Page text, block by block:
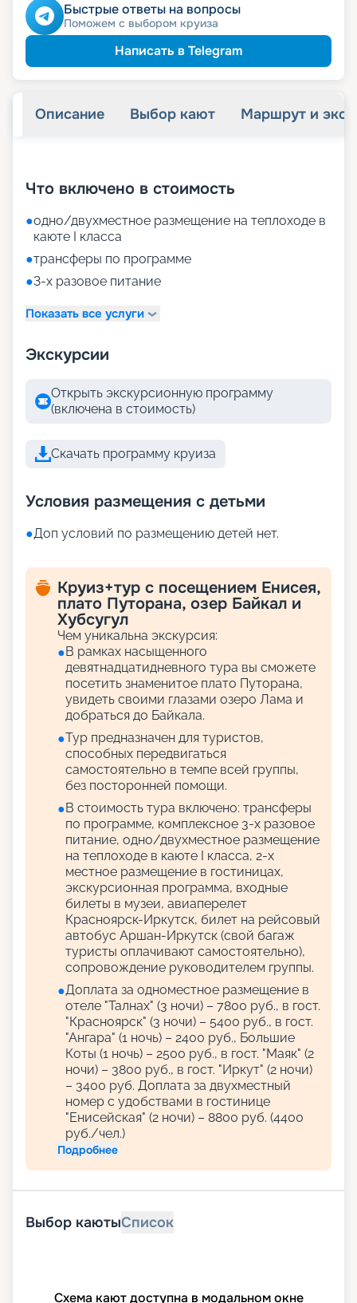
Быстрые ответы на вопросы
Поможем с выбором круиза
Написать в Telegram
Описание Выбор кают Маршрут и
Что включено в стоимость
●одно/двухместное размещение на теплоходе в
каюте I класса
●трансферы по программе
●3-х разовое питание
Показать все услуги
Экскурсии
Открыть экскурсионную программу
(включена в стоимость)
Скачать программу круиза
Условия размещения с детьми
●Доп условий по размещению детей нет.
Круиз+тур с посещением Енисея,
плато Путорана, озер Байкал и
Хубсугул
Чем уникальна экскурсия:
●В рамках насыщенного
девятнадцатидневного тура вы сможете
посетить знаменитое плато Путорана,
увидеть своими глазами озеро Лама и
добраться до Байкала.
●Тур предназначен для туристов,
способных передвигаться
самостоятельно в темпе всей группы,
без посторонней помощи.
●В стоимость тура включено: трансферы
по программе, комплексное 3-х разовое
питание, одно/двухместное размещение
на теплоходе в каюте I класса, 2-х
местное размещение в гостиницах,
экскурсионная программа, входные
билеты в музеи, авиаперелет
Красноярск-Иркутск, билет на рейсовый
автобус Аршан-Иркутск (свой багаж
туристы оплачивают самостоятельно),
сопровождение руководителем группы.
●Доплата за одноместное размещение в
отеле "Талнах" (3 ночи) – 7800 руб., в гост.
"Красноярск" (3 ночи) – 5400 руб., в гост.
"Ангара" (1 ночь) – 2400 руб., Большие
Коты (1 ночь) – 2500 руб., в гост. "Маяк" (2
ночи) – 3800 руб., в гост. "Иркут" (2 ночи)
– 3400 руб. Доплата за двухместный
номер с удобствами в гостинице
"Енисейская" (2 ночи) – 8800 руб. (4400
руб./чел.)
Подробнее
Выбор каютыСписок
Схема кают доступна в модальном окне